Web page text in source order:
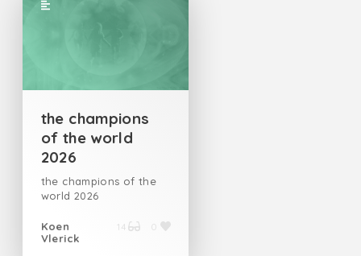
the champions
of the world
2026
the champions of the
world 2026
Koen
Vlerick
14